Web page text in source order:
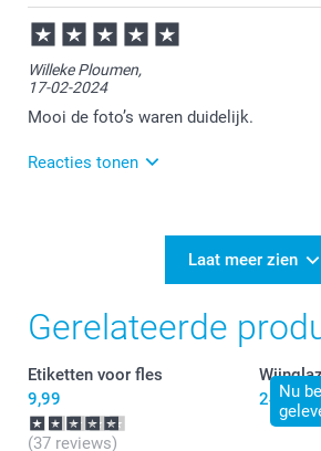
11-07-2024
10:53
Bedankt voor je review. Wat fijn
tevreden bent over je bestelde
product kun je inderdaad een
gepersonaliseerd kado geven
ervan en wellicht tot een
Willeke Ploumen,
17-02-2024
Mooi de foto’s waren duidelijk.
Reacties tonen
Bedankt voor je review. Fijn dat
Laat meer zien
Gerelateerde
Etiketten voor fles
9,99
(37 reviews)
Nu
24,99